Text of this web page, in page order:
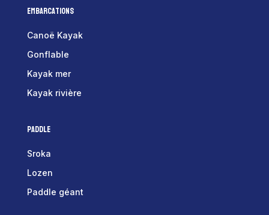
Embarcations
Canoë Kayak
Gonflable
Kayak mer
Kayak rivière
Paddle
Sroka
Lozen
Paddle géant